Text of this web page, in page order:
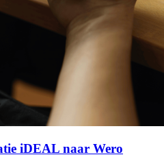
iDEAL naar Wero